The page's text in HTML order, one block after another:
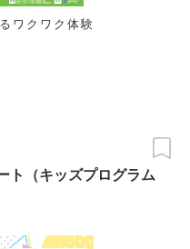
ワクワク体験
ト（キッズプログラム